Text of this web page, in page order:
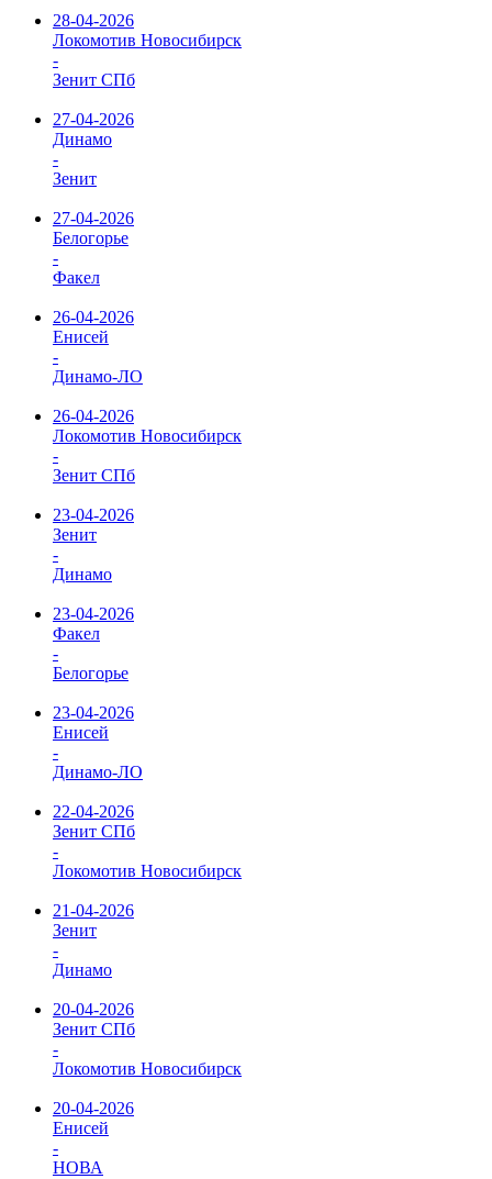
28-04-2026
Локомотив Новосибирск
-
Зенит СПб
27-04-2026
Динамо
-
Зенит
27-04-2026
Белогорье
-
Факел
26-04-2026
Енисей
-
Динамо-ЛО
26-04-2026
Локомотив Новосибирск
-
Зенит СПб
23-04-2026
Зенит
-
Динамо
23-04-2026
Факел
-
Белогорье
23-04-2026
Енисей
-
Динамо-ЛО
22-04-2026
Зенит СПб
-
Локомотив Новосибирск
21-04-2026
Зенит
-
Динамо
20-04-2026
Зенит СПб
-
Локомотив Новосибирск
20-04-2026
Енисей
-
НОВА